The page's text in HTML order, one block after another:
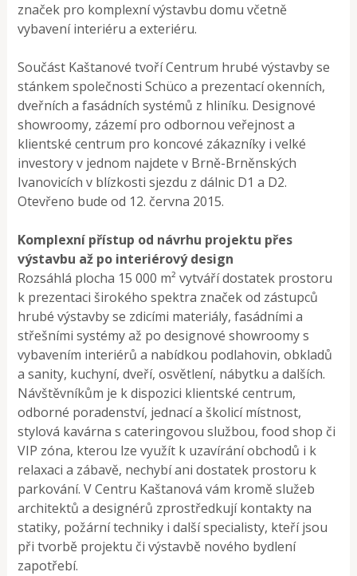
značek pro komplexní výstavbu domu včetně
vybavení interiéru a exteriéru.
Součást Kaštanové tvoří Centrum hrubé výstavby se
stánkem společnosti Schüco a prezentací okenních,
dveřních a fasádních systémů z hliníku. Designové
showroomy, zázemí pro odbornou veřejnost a
klientské centrum pro koncové zákazníky i velké
investory v jednom najdete v Brně-Brněnských
Ivanovicích v blízkosti sjezdu z dálnic D1 a D2.
Otevřeno bude od 12. června 2015.
Komplexní přístup od návrhu projektu přes
výstavbu až po interiérový design
Rozsáhlá plocha 15 000 m² vytváří dostatek prostoru
k prezentaci širokého spektra značek od zástupců
hrubé výstavby se zdicími materiály, fasádními a
střešními systémy až po designové showroomy s
vybavením interiérů a nabídkou podlahovin, obkladů
a sanity, kuchyní, dveří, osvětlení, nábytku a dalších.
Návštěvníkům je k dispozici klientské centrum,
odborné poradenství, jednací a školicí místnost,
stylová kavárna s cateringovou službou, food shop či
VIP zóna, kterou lze využít k uzavírání obchodů i k
relaxaci a zábavě, nechybí ani dostatek prostoru k
parkování. V Centru Kaštanová vám kromě služeb
architektů a designérů zprostředkují kontakty na
statiky, požární techniky i další specialisty, kteří jsou
při tvorbě projektu či výstavbě nového bydlení
zapotřebí.